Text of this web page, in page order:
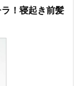
！寝起き前髪